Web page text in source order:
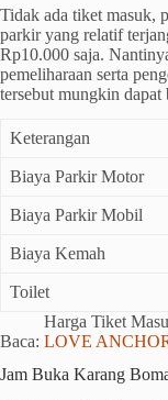
Tidak ada tiket masuk,
parkir yang relatif
Rp10.000 saja.
pemeliharaan serta
tersebut mungkin
Keterangan
Biaya Parkir Motor
Biaya Parkir Mobil
Biaya Kemah
Toilet
Harga Tiket
Baca: LOVE
Jam Buka Karang